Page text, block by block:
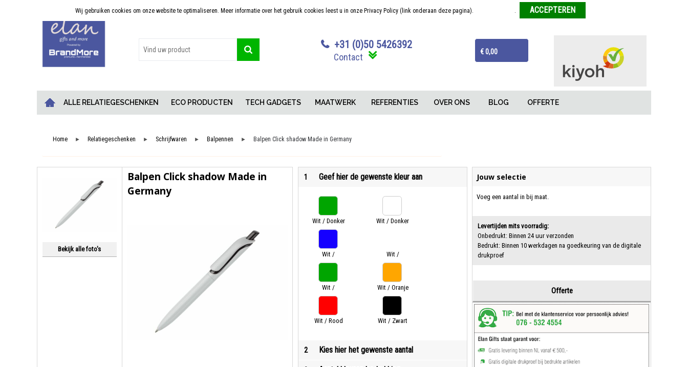
Persoonlijk advies Sterk in maatwerk Concurrerende prijzen Van tekentafel tot eindproduct
€ 0,00
+31 (0)50 5426392
Contact
ALLE RELATIEGESCHENKEN ECO PRODUCTEN TECH GADGETS MAATWERK REFERENTIES OVER ONS BLOG OFFERTE
Home ► Relatiegeschenken ► Schrijfwaren ► Balpennen ► Balpen Click shadow Made in Germany
1 Geef hier de gewenste kleur aan
Wit / Donker
Groen
Wit / Donker
Wit /
Donkerblauw
Wit /
Lichtblauw
Wit /
Lichtgroen
Wit / Oranje
Wit / Rood Wit / Zwart
2 Kies hier het gewenste aantal
Jouw selectie
Voeg een aantal in bij maat.
Levertijden mits voorradig:
Onbedrukt: Binnen 24 uur verzonden
Bedrukt: Binnen 10 werkdagen na goedkeuring van de digitale
drukproef
Offerte
Bekijk alle foto's
Balpen Click shadow Made in
Germany
Wij gebruiken cookies om onze website te optimaliseren. Meer informatie over het gebruik cookies leest u in onze Privacy Policy (link onderaan deze pagina). .